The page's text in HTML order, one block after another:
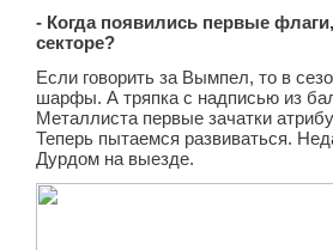
- Когда появились первые
секторе?
Если говорить за Вымпел, то в
шарфы. А тряпка с надписью из
Металлиста первые зачатки
Теперь пытаемся развиваться.
Дурдом на выезде.